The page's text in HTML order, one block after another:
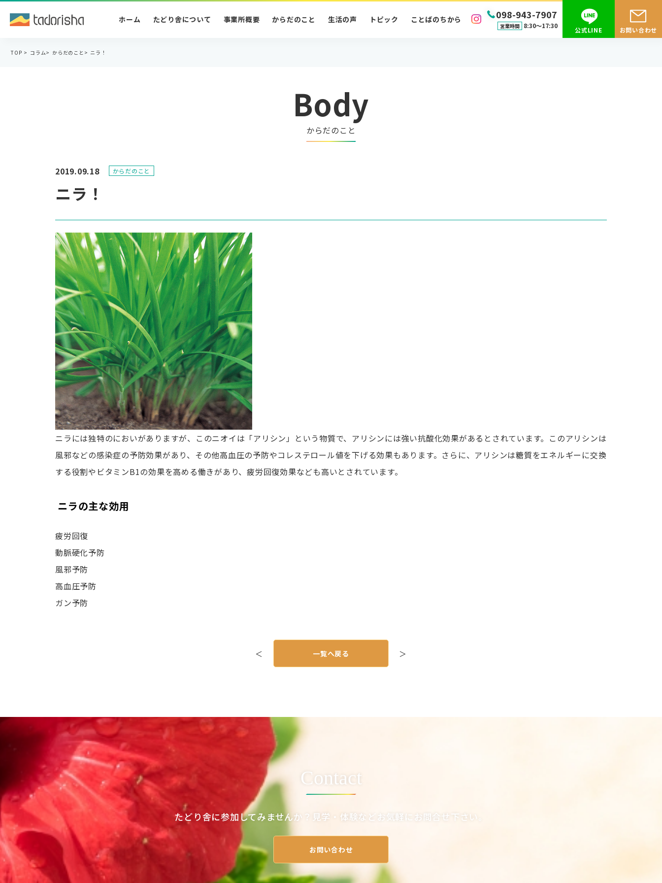
098-943-7907
営業時間 8:30〜17:30
ホーム たどり舎について 事業所概要 からだのこと 生活の声 トピック ことばのちから
公式LINE お問い合わせ
TOP > コラム> からだのこと > ニラ！
Body
からだのこと
ニラ！
2019.09.18 からだのこと
ニラには独特のにおいがありますが、このニオイは「アリシン」という物質で、アリシンには強い抗酸化効果があるとされています。このアリシンは
風邪などの感染症の予防効果があり、その他高血圧の予防やコレステロール値を下げる効果もあります。さらに、アリシンは糖質をエネルギーに交換
する役割やビタミンB1の効果を高める働きがあり、疲労回復効果なども高いとされています。
ニラの主な効用
疲労回復
動脈硬化予防
風邪予防
高血圧予防
ガン予防
＜ ＞
一覧へ戻る
Contact
たどり舎に参加してみませんか？見学・体験などお気軽にお問合せ下さい。
お問い合わせ